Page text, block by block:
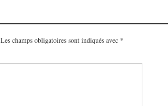
Les champs obligatoires sont indiqués avec *